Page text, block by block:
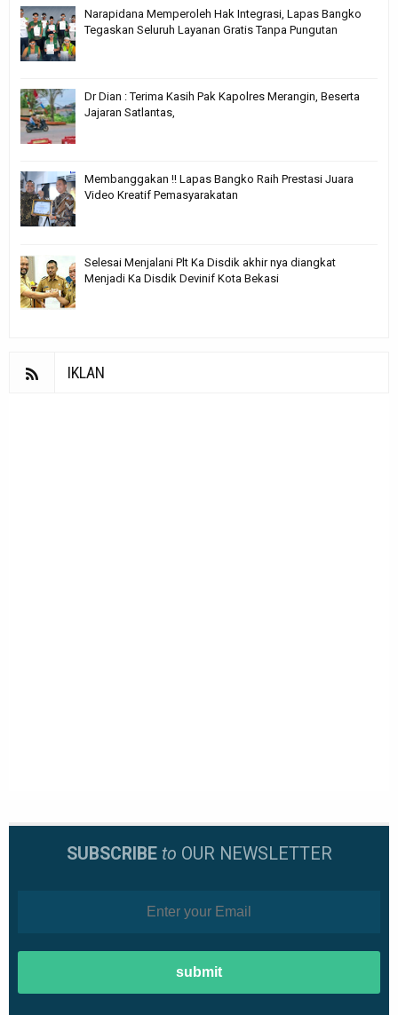
Narapidana Memperoleh Hak Integrasi, Lapas Bangko
Tegaskan Seluruh Layanan Gratis Tanpa Pungutan
Dr Dian : Terima Kasih Pak Kapolres Merangin, Beserta
Jajaran Satlantas,
Membanggakan !! Lapas Bangko Raih Prestasi Juara
Video Kreatif Pemasyarakatan
Selesai Menjalani Plt Ka Disdik akhir nya diangkat
Menjadi Ka Disdik Devinif Kota Bekasi
IKLAN
SUBSCRIBE to OUR NEWSLETTER